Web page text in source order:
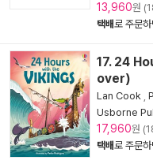
13,960원
택배로 주문하
17. 24
over)
Lan Cook
Usborne
17,960원
택배로 주문하